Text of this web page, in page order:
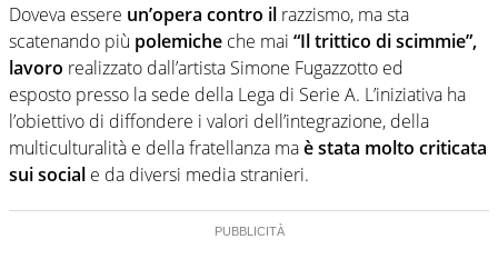
Doveva essere un’opera contro il razzismo, ma sta
scatenando più polemiche che mai “Il trittico di scimmie”,
lavoro realizzato dall’artista Simone Fugazzotto ed
esposto presso la sede della Lega di Serie A. L’iniziativa ha
l’obiettivo di diffondere i valori dell’integrazione, della
multiculturalità e della fratellanza maè stata molto criticata
sui social e da diversi media stranieri.